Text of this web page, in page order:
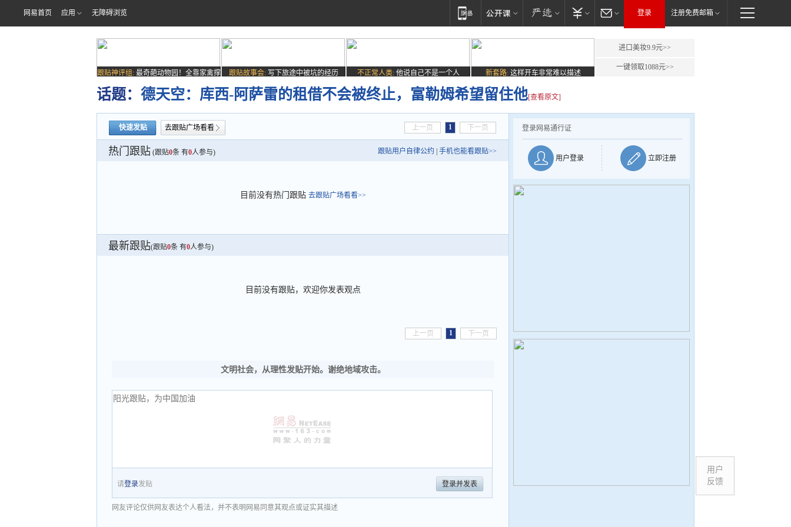
网易首页 应用 无障碍浏览 登录 注册免费邮箱
跟贴神评组: 最奇葩动物园！全靠家禽撑
场子
跟贴故事会: 写下旅途中被坑的经历 不正常人类: 他说自己不是一个人 新套路: 这样开车非常难以描述
进口美妆9.9元>>
一键领取1088元>>
话题： 德天空：库西-阿萨雷的租借不会被终止，富勒姆希望留住他[查看原文]
快速发贴 去跟贴广场看看 上一页 1 下一页
热门跟贴 (跟贴0条 有0人参与) 跟贴用户自律公约 手机也能看跟贴>>
目前没有热门跟贴 去跟贴广场看看>>
最新跟贴(跟贴0条 有0人参与)
目前没有跟贴，欢迎你发表观点
上一页 1 下一页
文明社会，从理性发贴开始。谢绝地域攻击。
请登录发贴 登录并发表
网友评论仅供网友表达个人看法，并不表明网易同意其观点或证实其描述
登录网易通行证
用户登录 立即注册
用户
反馈